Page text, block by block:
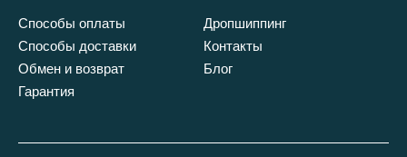
Способы оплаты
Способы доставки
Обмен и возврат
Гарантия
Дропшиппинг
Контакты
Блог